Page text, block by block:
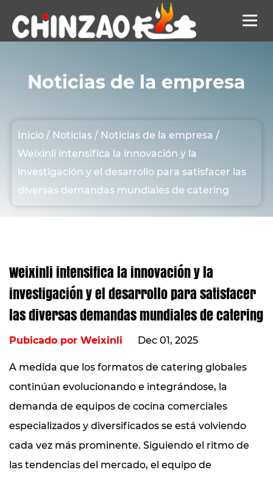
Noticias de la empresa
Inicio / Noticias / Noticias de la empresa /
Weixinli intensifica la innovación y la
investigación y el desarrollo para satisfacer las
diversas demandas mundiales de catering
Weixinli intensifica la innovación y la
investigación y el desarrollo para satisfacer
las diversas demandas mundiales de catering
Pubicado por Weixinli Dec 01, 2025
A medida que los formatos de catering globales
continúan evolucionando e integrándose, la
demanda de equipos de cocina comerciales
especializados y diversificados se está volviendo
cada vez más prominente. Siguiendo el ritmo de
las tendencias del mercado, el equipo de